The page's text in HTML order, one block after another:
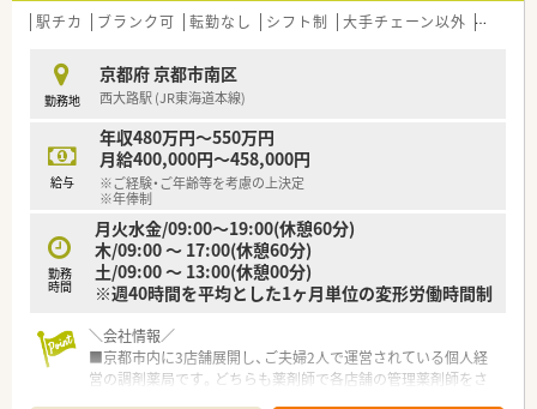
駅チカ ブランク可 転勤なし シフト制 大手チェーン以外 ヘルプ
勤務地
京都府 京都市南区
西大路駅 (JR東海道本線)
給与
年収480万円～550万円
月給400,000円～458,000円
※ご経験・ご年齢等を考慮の上決定
※年俸制
勤務
時間
月火水金/09:00～19:00(休憩60分)
木/09:00 ～ 17:00(休憩60分)
土/09:00 ～ 13:00(休憩00分)
※週40時間を平均とした1ヶ月単位の変形労働時間制
＼会社情報／
■京都市内に3店舗展開し、ご夫婦2人で運営されている個人経
営の調剤薬局です。どちらも薬剤師で各店舗の管理薬剤師をさ